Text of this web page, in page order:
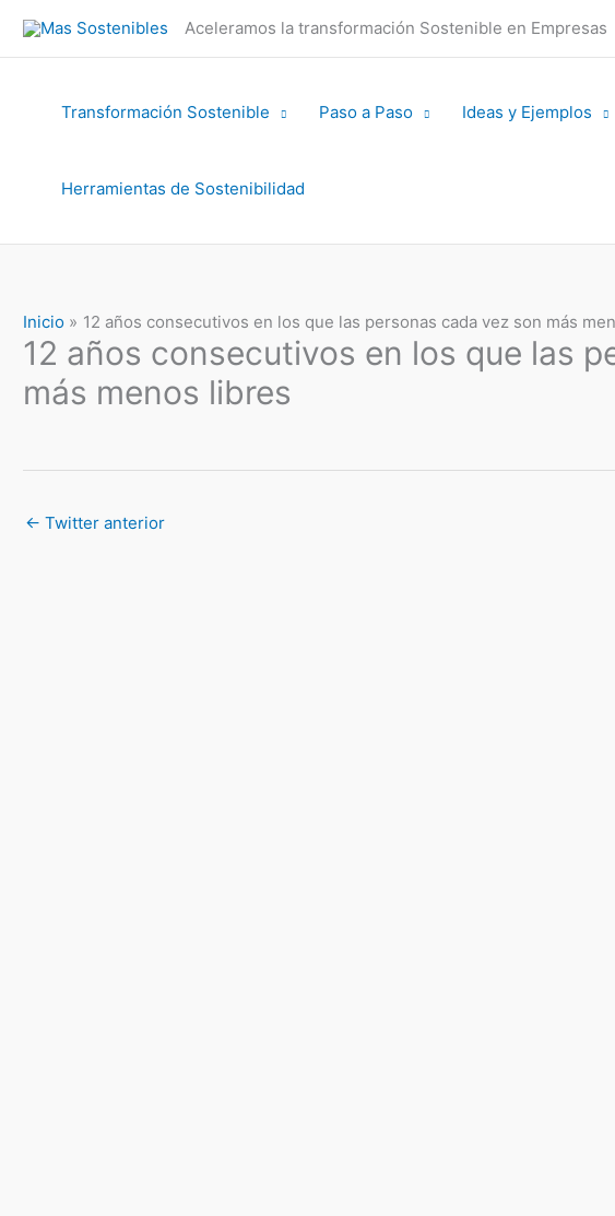
contenido
Aceleramos la transformación Sostenible en Empresas
Transformación Sostenible Paso a Paso Ideas y Ejemplos
Herramientas de Sostenibilidad
Inicio 12 años consecutivos en los que las personas cada vez son más
12 años consecutivos en los que las
más menos libres
← Twitter anterior